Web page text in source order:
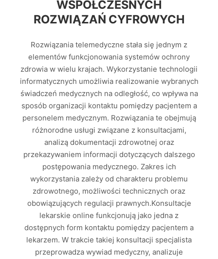
WSPÓŁCZESNYCH
ROZWIĄZAŃ CYFROWYCH
Rozwiązania telemedyczne stała się jednym z
elementów funkcjonowania systemów ochrony
zdrowia w wielu krajach. Wykorzystanie technologii
informatycznych umożliwia realizowanie wybranych
świadczeń medycznych na odległość, co wpływa na
sposób organizacji kontaktu pomiędzy pacjentem a
personelem medycznym. Rozwiązania te obejmują
różnorodne usługi związane z konsultacjami,
analizą dokumentacji zdrowotnej oraz
przekazywaniem informacji dotyczących dalszego
postępowania medycznego. Zakres ich
wykorzystania zależy od charakteru problemu
zdrowotnego, możliwości technicznych oraz
obowiązujących regulacji prawnych.Konsultacje
lekarskie online funkcjonują jako jedna z
dostępnych form kontaktu pomiędzy pacjentem a
lekarzem. W trakcie takiej konsultacji specjalista
przeprowadza wywiad medyczny, analizuje